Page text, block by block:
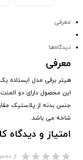
معرفی
دیدگاه‌ها
معرفی
هیتر برقی مدل ایستاده یک
این محصول دارای دو
شاخه می باشد.
امتیاز و دیدگاه
از مجموع ۰